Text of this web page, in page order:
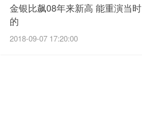
金银比飙08年来新高 能重演当时
的
2018-09-07 17:20:00